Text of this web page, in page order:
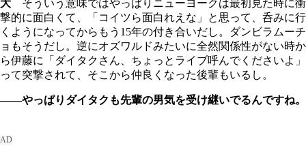
大 そういう意味ではやっぱりニューヨークは最初見た時に衝
撃的に面白くて、「コイツら面白れえな」と思って、呑みに行
くようになってからもう15年の付き合いだし。ダンビラムーチ
ョもそうだし。逆にオズワルドみたいに全然関係性がない時か
ら伊藤に「ダイタクさん、ちょっとライブ呼んでくださいよ」
って突撃されて、そこから仲良くなった後輩もいるし。
――やっぱりダイタクも先輩の男気を受け継いでるんですね。